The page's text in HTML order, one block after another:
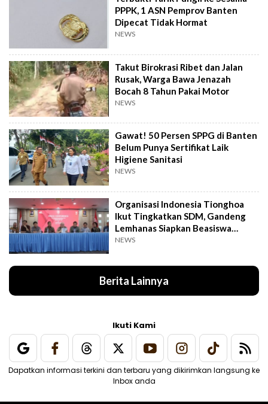
PPPK, 1 ASN Pemprov Banten
Dipecat Tidak Hormat
NEWS
Takut Birokrasi Ribet dan Jalan
Rusak, Warga Bawa Jenazah
Bocah 8 Tahun Pakai Motor
NEWS
Gawat! 50 Persen SPPG di Banten
Belum Punya Sertifikat Laik
Higiene Sanitasi
NEWS
Organisasi Indonesia Tionghoa
Ikut Tingkatkan SDM, Gandeng
Lemhanas Siapkan Beasiswa
Hingga S3
NEWS
Berita Lainnya
Ikuti Kami
Dapatkan informasi terkini dan terbaru yang dikirimkan langsung ke
Inbox anda